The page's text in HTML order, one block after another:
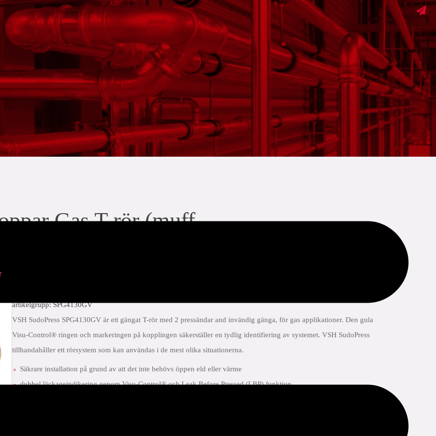
Gas T-rör (muff
artikelgrupp: SPG4130GV
VSH SudoPress SPG4130GV är ett gängat T-rör med 2 pressändar and invändig gänga, för gas applikationer. Den gula
Visu-Control® ringen och markeringen på kopplingen säkerställer en tydlig identifiering av systemet. VSH SudoPress
tillhandahåller ett rörsystem som kan användas i de mest olika situationerna.
Säkrare installation på grund av att det inte behövs öppen eld eller värme
dubbel läckageindikering genom Visu-Control® och Leak Before Pressed (LBP) funktion